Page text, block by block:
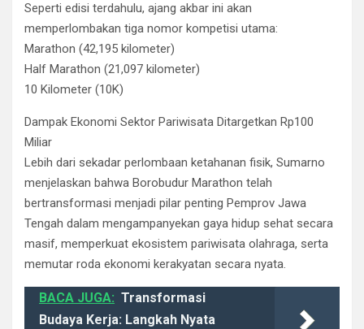
​Seperti edisi terdahulu, ajang akbar ini akan
memperlombakan tiga nomor kompetisi utama:
​Marathon (42,195 kilometer)
​Half Marathon (21,097 kilometer)
​10 Kilometer (10K)
​Dampak Ekonomi Sektor Pariwisata Ditargetkan Rp100
Miliar
​Lebih dari sekadar perlombaan ketahanan fisik, Sumarno
menjelaskan bahwa Borobudur Marathon telah
bertransformasi menjadi pilar penting Pemprov Jawa
Tengah dalam mengampanyekan gaya hidup sehat secara
masif, memperkuat ekosistem pariwisata olahraga, serta
memutar roda ekonomi kerakyatan secara nyata.
BACA JUGA: Transformasi
Budaya Kerja: Langkah Nyata